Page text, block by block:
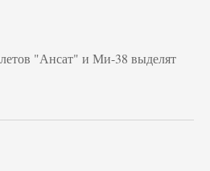
"Ансат" и Ми-38 выделят